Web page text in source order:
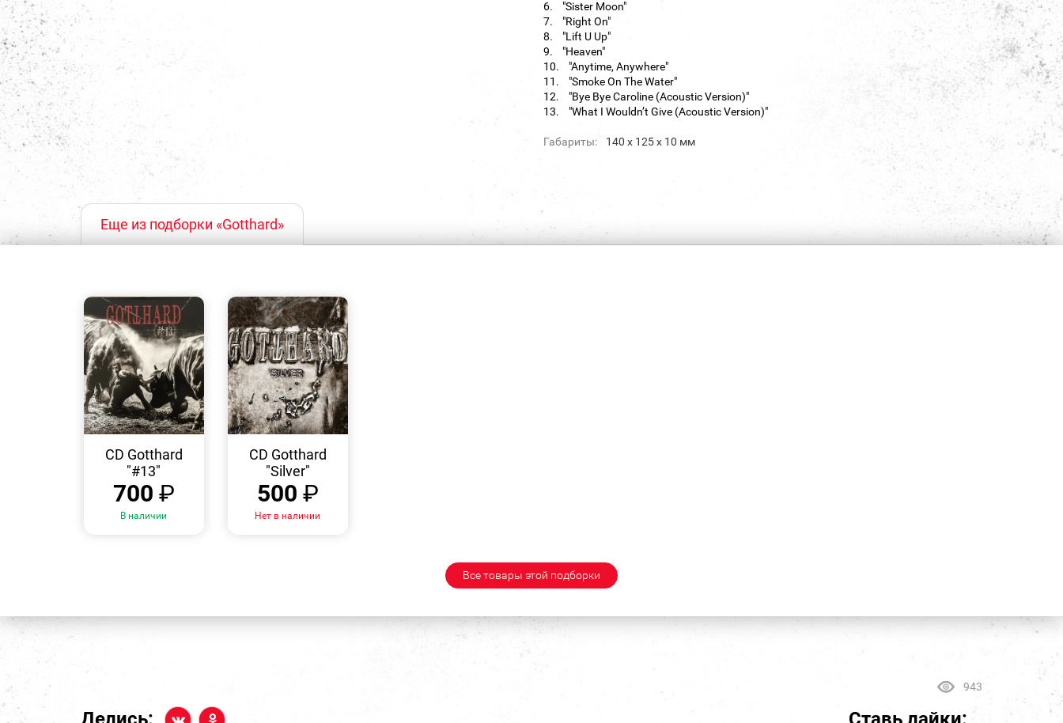
6. "Sister Moon"
7. "Right On"
8. "Lift U Up"
9. "Heaven"
10. "Anytime, Anywhere"
11. "Smoke On The Water"
12. "Bye Bye Caroline (Acoustic Version)"
13. "What I Wouldn’t Give (Acoustic Version)"
Габариты: 140 х 125 х 10 мм
Еще из подборки «Gotthard»
ПРОСМОТР
CD Gotthard
"#13"
700 ₽
В наличии
ПРОСМОТР
CD Gotthard
"Silver"
500 ₽
Нет в наличии
Все товары этой подборки
943